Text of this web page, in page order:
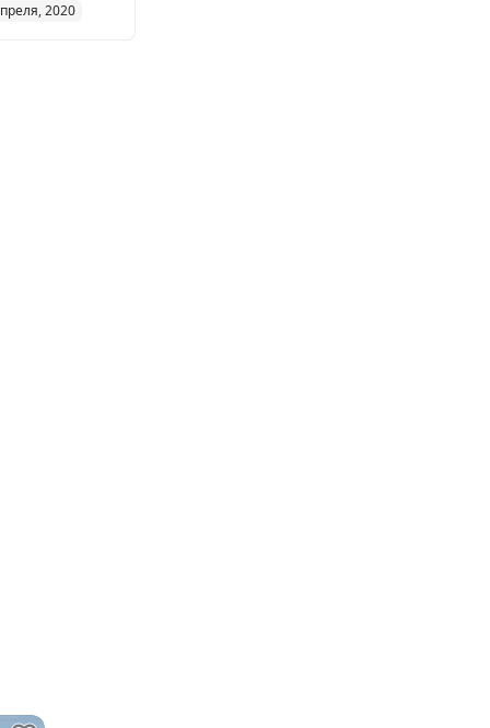
2020